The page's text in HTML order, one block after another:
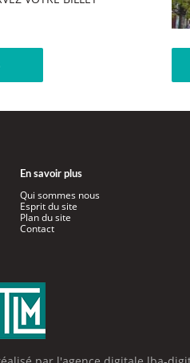
En savoir plus
Qui sommes nous
Esprit du site
Plan du site
Contact